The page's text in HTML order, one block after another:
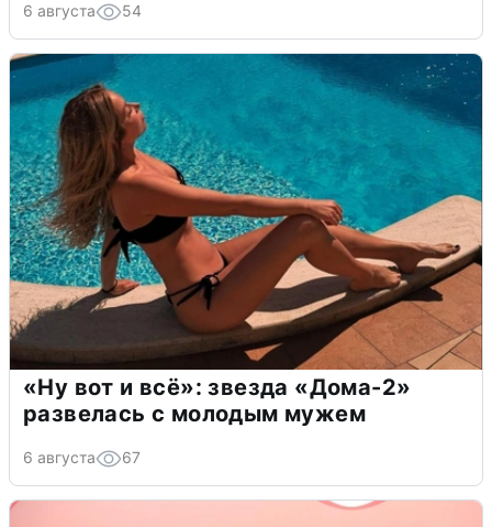
6 августа 54
«Ну вот и всё»: звезда «Дома-2»
развелась с молодым мужем
6 августа 67